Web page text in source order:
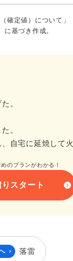
確定値）について」
に基づき作成。
。
。
自宅に延焼して火
のプランがわかる！
スタート
落雷